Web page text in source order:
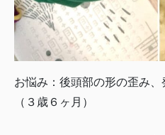
お悩み：後頭部の形の歪み
（３歳６ヶ月）